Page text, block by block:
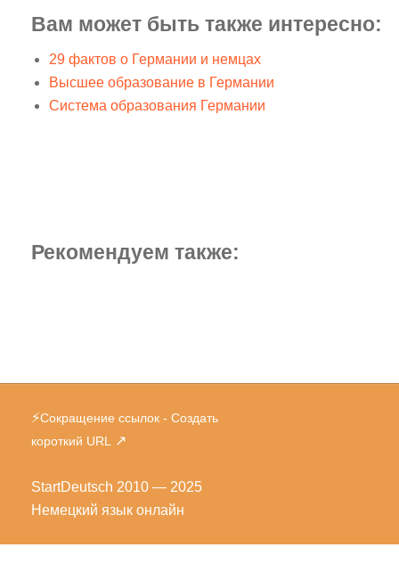
Вам может быть также интересно:
29 фактов о Германии и немцах
Высшее образование в Германии
Система образования Германии
Рекомендуем также:
⚡Сокращение ссылок - Создать
короткий URL
↗
StartDeutsch 2010 — 2025
Немецкий язык онлайн